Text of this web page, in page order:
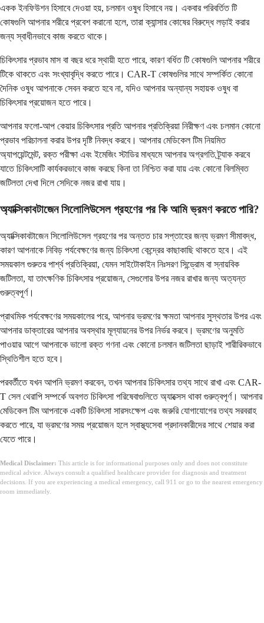
একক ইনফিউশন হিসাবে দেওয়া হয়, চলমান ওষুধ হিসাবে নয়। একবার পরিবর্তিত টি
কোষগুলি আপনার শরীরে প্রবেশ করানো হলে, তারা ক্যান্সার কোষের বিরুদ্ধে লড়াই করার
জন্য স্বাধীনভাবে কাজ করতে থাকে।
চিকিৎসার প্রভাব মাস বা বছর ধরে স্থায়ী হতে পারে, কারণ বর্ধিত টি কোষগুলি আপনার শরীরে
টিকে থাকতে এবং সংখ্যাবৃদ্ধি করতে পারে। CAR-T কোষগুলির সাথে সম্পর্কিত কোনো
দৈনিক ওষুধ আপনাকে সেবন করতে হবে না, যদিও আপনার অন্যান্য সহায়ক ওষুধ বা
চিকিৎসার প্রয়োজন হতে পারে।
আপনার ফলো-আপ কেয়ার চিকিৎসার প্রতি আপনার প্রতিক্রিয়া নিরীক্ষণ এবং চলমান কোনো
প্রভাব পরিচালনা করার উপর দৃষ্টি নিবদ্ধ করবে। আপনার মেডিকেল টিম নিয়মিত
অ্যাপয়েন্টমেন্ট, রক্ত পরীক্ষা এবং ইমেজিং স্টাডির মাধ্যমে আপনার অগ্রগতি ট্র্যাক করবে
যাতে চিকিৎসাটি কার্যকরভাবে কাজ করছে কিনা তা নিশ্চিত করা যায় এবং কোনো বিলম্বিত
জটিলতা দেখা দিলে সেদিকে নজর রাখা যায়।
অ্যাক্সিকাবটাজেন সিলোলিউসেল গ্রহণের পর কি আমি ভ্রমণ করতে পারি?
অ্যাক্সিকাবটাজেন সিলোলিউসেল গ্রহণের পর অন্তত চার সপ্তাহের জন্য ভ্রমণ সীমাবদ্ধ,
কারণ আপনাকে নিবিড় পর্যবেক্ষণের জন্য চিকিৎসা কেন্দ্রের কাছাকাছি থাকতে হবে। এই
সময়কাল গুরুতর পার্শ্ব প্রতিক্রিয়া, যেমন সাইটোকাইন নিঃসরণ সিন্ড্রোম বা স্নায়বিক
জটিলতা, যা তাৎক্ষণিক চিকিৎসার প্রয়োজন, সেগুলোর উপর নজর রাখার জন্য অত্যন্ত
গুরুত্বপূর্ণ।
প্রাথমিক পর্যবেক্ষণের সময়কালের পরে, আপনার ভ্রমণের ক্ষমতা আপনার সুস্থতার উপর এবং
আপনার ডাক্তারের আপনার অবস্থার মূল্যায়নের উপর নির্ভর করবে। ভ্রমণের অনুমতি
পাওয়ার আগে আপনাকে ভালো রক্ত গণনা এবং কোনো চলমান জটিলতা ছাড়াই শারীরিকভাবে
স্থিতিশীল হতে হবে।
পরবর্তীতে যখন আপনি ভ্রমণ করবেন, তখন আপনার চিকিৎসার তথ্য সাথে রাখা এবং CAR-
T সেল থেরাপি সম্পর্কে অবগত চিকিৎসা পরিষেবাগুলিতে অ্যাক্সেস থাকা গুরুত্বপূর্ণ। আপনার
মেডিকেল টিম আপনাকে একটি চিকিৎসা সারসংক্ষেপ এবং জরুরি যোগাযোগের তথ্য সরবরাহ
করতে পারে, যা ভ্রমণের সময় প্রয়োজন হলে স্বাস্থ্যসেবা প্রদানকারীদের সাথে শেয়ার করা
যেতে পারে।
Medical Disclaimer: This article is for informational purposes only and does not constitute
medical advice. Always consult a qualified healthcare provider for diagnosis and treatment
decisions. If you are experiencing a medical emergency, call 911 or go to the nearest emergency
room immediately.